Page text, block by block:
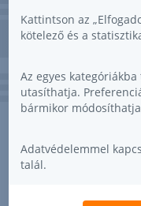
Kattintson az
kötelező és a
Az egyes
utasíthatja.
bármikor
Adatvédelemmel
talál.